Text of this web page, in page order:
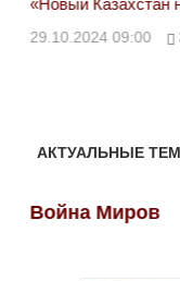
29.10.2024 09:00
АКТУАЛЬНЫЕ
Война Миров